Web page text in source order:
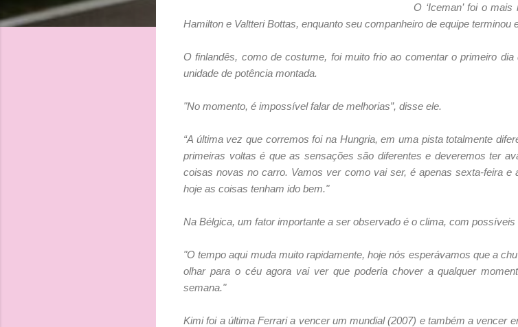
O ‘Iceman’ foi o
Hamilton e Valtteri Bottas, enquanto seu companheiro de equipe
O finlandês, como de costume, foi muito frio ao comentar o primeiro
unidade de potência montada.
"No momento, é impossível falar de melhorias”, disse ele.
“A última vez que corremos foi na Hungria, em uma pista totalmente
primeiras voltas é que as sensações são diferentes e deveremos ter
coisas novas no carro. Vamos ver como vai ser, é apenas sexta-feira e
hoje as coisas tenham ido bem."
Na Bélgica, um fator importante a ser observado é o clima, com
"O tempo aqui muda muito rapidamente, hoje nós esperávamos que a
olhar para o céu agora vai ver que poderia chover a qualquer
semana."
Kimi foi a última Ferrari a vencer um mundial (2007) e também a vencer